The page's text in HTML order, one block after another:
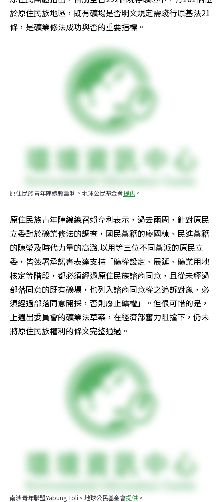
於原住民族地區，既有礦場是否明文規定需踐行原基法21
條，是礦業修法成功與否的重要指標。
原住民族青年陣線賴韋利。地球公民基金會提供 。
原住民族青年陣線總召賴韋利表示，過去兩周，針對原民
立委對於礦業修法的調查，國民黨籍的廖國棟、民進黨籍
的陳瑩及時代力量的高潞.以用等三位不同黨派的原民立
委，皆簽署承諾書表達支持「礦權設定、展延、礦業用地
核定等階段，都必須經過原住民族諮商同意，且從未經過
部落同意的既有礦場，也列入諮商同意權之追訴對象，必
須經過部落同意開採，否則廢止礦權」。但很可惜的是，
上週出委員會的礦業法草案，在經濟部奮力阻擋下，仍未
將原住民族權利的條文完整通過。
南澳青年聯盟Yabung Toli。地球公民基金會提供 。